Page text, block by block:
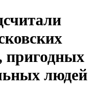
пригодных
людей